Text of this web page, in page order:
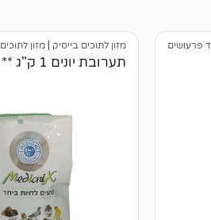
פרעושים
מזון לתוכים בייסיק מזון לתוכים
תערובת יונים 1 ק"ג **